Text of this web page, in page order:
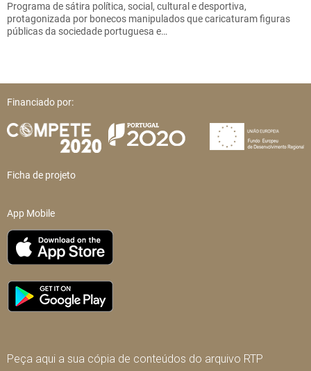
Programa de sátira política, social, cultural e desportiva,
protagonizada por bonecos manipulados que caricaturam figuras
públicas da sociedade portuguesa e…
Financiado por:
Ficha de projeto
App Mobile
Peça aqui a sua cópia de conteúdos do arquivo RTP